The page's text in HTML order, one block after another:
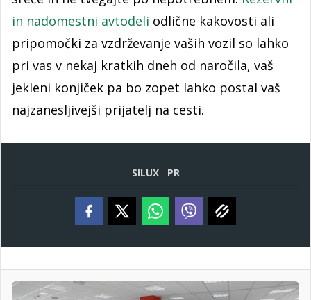
in nadomestni avtodeli odlične kakovosti ali
pripomočki za vzdrževanje vaših vozil so lahko
pri vas v nekaj kratkih dneh od naročila, vaš
jekleni konjiček pa bo zopet lahko postal vaš
najzanesljivejši prijatelj na cesti.
SILUX PR